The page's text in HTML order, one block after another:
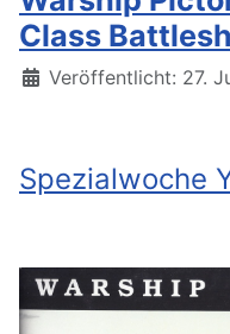
Class
Details
Veröffentlicht: 27.
Spezialwoche